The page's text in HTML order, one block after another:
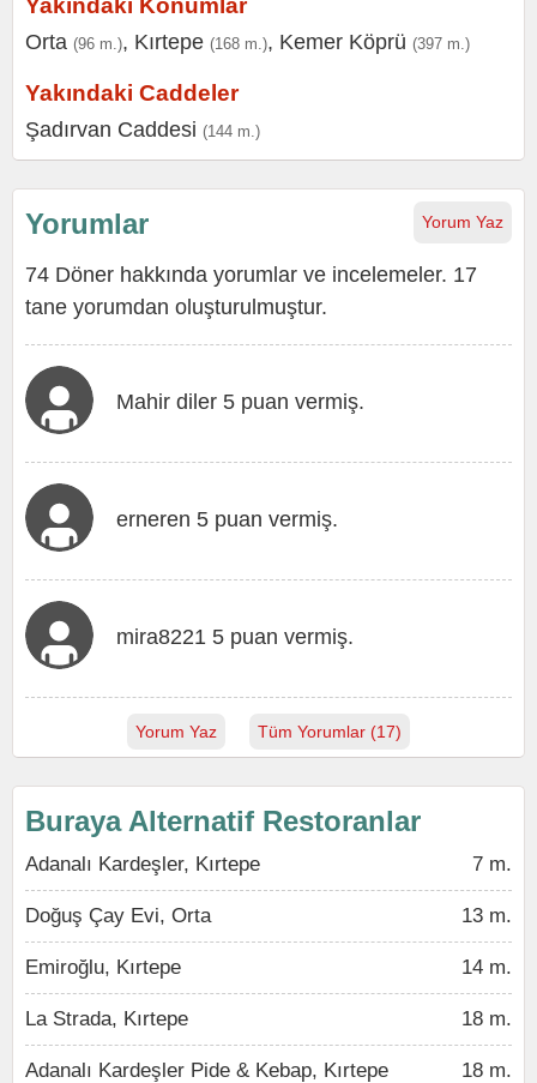
Yakındaki Konumlar
Orta (96 m.), Kırtepe (168 m.), Kemer Köprü (397 m.)
Yakındaki Caddeler
Şadırvan Caddesi (144 m.)
Yorum Yaz
Yorumlar
74 Döner hakkında yorumlar ve incelemeler. 17
tane yorumdan oluşturulmuştur.
Mahir diler 5 puan vermiş.
erneren 5 puan vermiş.
mira8221 5 puan vermiş.
Yorum Yaz Tüm Yorumlar (17)
Buraya Alternatif Restoranlar
Adanalı Kardeşler, Kırtepe 7 m.
Doğuş Çay Evi, Orta 13 m.
Emiroğlu, Kırtepe 14 m.
La Strada, Kırtepe 18 m.
Adanalı Kardeşler Pide & Kebap, Kırtepe 18 m.